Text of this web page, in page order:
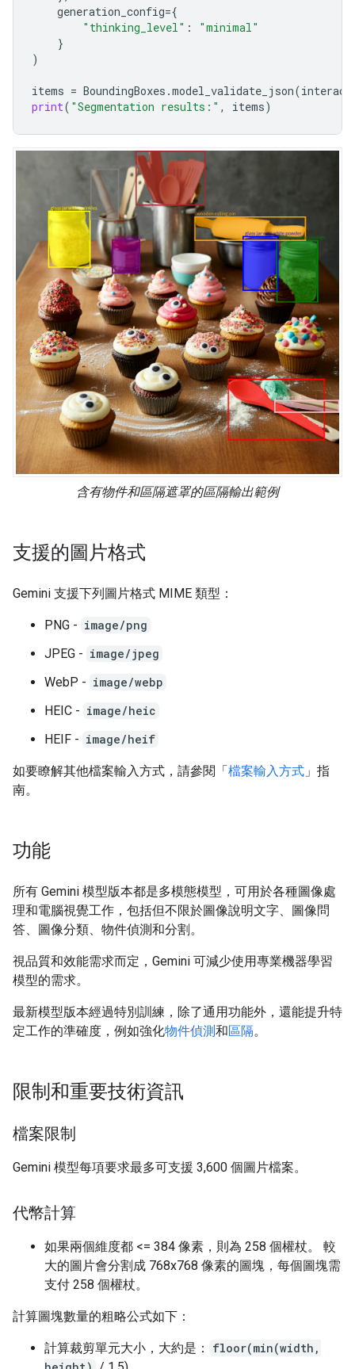
generation_config={
"thinking_level" :
"minimal"
}
)
items = BoundingBoxes .model_validate_json(
print( "Segmentation results:" , items)
含有物件和區隔遮罩的區隔輸出範例
支援的圖片格式
Gemini 支援下列圖片格式 MIME 類型：
PNG - image/png
JPEG - image/jpeg
WebP - image/webp
HEIC - image/heic
HEIF - image/heif
如要瞭解其他檔案輸入方式，請參閱「檔案輸入方式 」指
南。
功能
所有 Gemini 模型版本都是多模態模型，可用於各種圖像處
理和電腦視覺工作，包括但不限於圖像說明文字、圖像問
答、圖像分類、物件偵測和分割。
視品質和效能需求而定，Gemini 可減少使用專業機器學習
模型的需求。
最新模型版本經過特別訓練，除了通用功能外，還能提升特
定工作的準確度，例如強化物件偵測和區隔。
限制和重要技術資訊
檔案限制
Gemini 模型每項要求最多可支援 3,600 個圖片檔案。
代幣計算
如果兩個維度都 <= 384 像素，則為 258 個權杖。 較
大的圖片會分割成 768x768 像素的圖塊，每個圖塊需
支付 258 個權杖。
計算圖塊數量的粗略公式如下：
計算裁剪單元大小，大約是：
floor(min(width,